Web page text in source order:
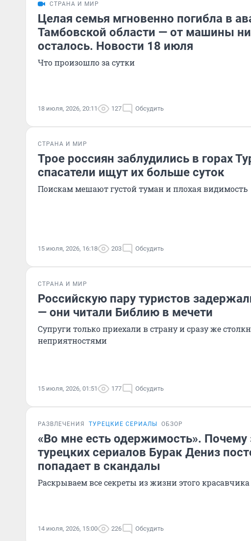
СТРАНА И МИР
Целая семья мгновенно погибла в
Тамбовской области — от машины
осталось. Новости 18 июля
Что произошло за сутки
18 июля, 2026, 20:11 127 Обсудить
СТРАНА И МИР
Трое россиян заблудились в горах
спасатели ищут их больше суток
Поискам мешают густой туман и плохая видимость
15 июля, 2026, 16:18 203 Обсудить
СТРАНА И МИР
Российскую пару туристов
— они читали Библию в мечети
Супруги только приехали в страну и сразу же
неприятностями
15 июля, 2026, 01:51 177 Обсудить
РАЗВЛЕЧЕНИЯ ТУРЕЦКИЕ СЕРИАЛЫ ОБЗОР
«Во мне есть одержимость». Почему
турецких сериалов Бурак Дениз
попадает в скандалы
Раскрываем все секреты из жизни этого красавчика
14 июля, 2026, 15:00 226 Обсудить